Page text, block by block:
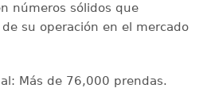
números sólidos que
su operación en el mercado
Más de 76,000 prendas.